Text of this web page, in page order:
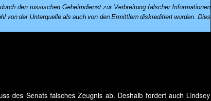
den russischen Geheimdienst zur Verbreitung falscher Informationen
von der Unterquelle als auch von den Ermittlern diskreditiert wurden. Dies
des Senats falsches Zeugnis ab. Deshalb fordert auch Lindsey